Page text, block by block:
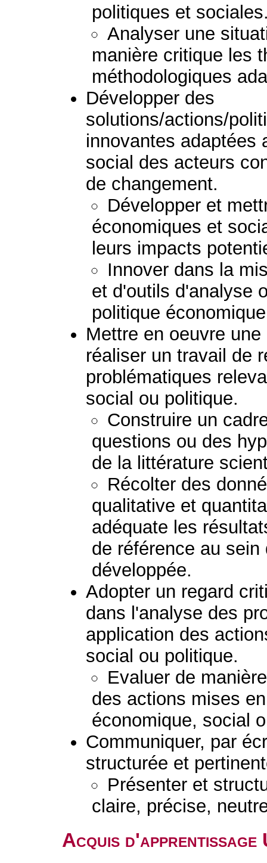
politiques et
Analyser une
manière critique les
méthodologiques
Développer des
solutions/actions/
innovantes adaptées
social des acteurs
de changement.
Développer et
économiques et
leurs impacts
Innover dans la
et d'outils d'analyse
politique
Mettre en oeuvre
réaliser un travail de
problématiques
social ou politique.
Construire un
questions ou des
de la littérature
Récolter des
qualitative et
adéquate les
de référence au
développée.
Adopter un regard
dans l'analyse des
application des
social ou politique.
Evaluer de
des actions mises
économique, social
Communiquer, par
structurée et
Présenter et
claire, précise,
Acquis d'apprentissage